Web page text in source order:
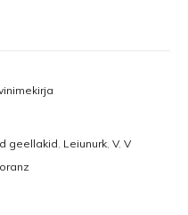
geellakid, Leiunurk, V, V